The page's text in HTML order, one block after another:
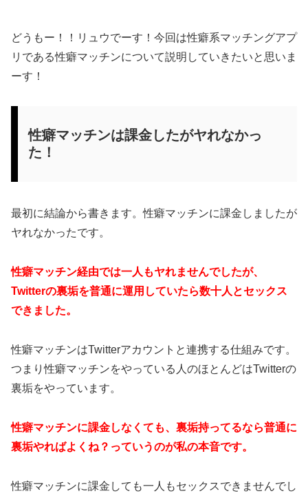
どうもー！！リュウでーす！今回は性癖系マッチングアプ
リである性癖マッチンについて説明していきたいと思いま
ーす！
性癖マッチンは課金したがヤれなかっ
た！
最初に結論から書きます。性癖マッチンに課金しましたが
ヤれなかったです。
性癖マッチン経由では一人もヤれませんでしたが、
Twitterの裏垢を普通に運用していたら数十人とセックス
できました。
性癖マッチンはTwitterアカウントと連携する仕組みです。
つまり性癖マッチンをやっている人のほとんどはTwitterの
裏垢をやっています。
性癖マッチンに課金しなくても、裏垢持ってるなら普通に
裏垢やればよくね？っていうのが私の本音です。
性癖マッチンに課金しても一人もセックスできませんでし